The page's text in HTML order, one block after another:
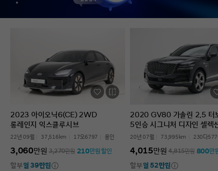
입장에서는 이 부분이 특히
있을 것 같습니다. 중고차 구매가
처음이거나 차량 상태 확인이 어려운
분들에게는 현대인증중고차를 충분히
고려해볼 만하다고 생각합니다.
2023 아이오닉6(CE) 2WD
롱레인지 익스클루시브
22년 09월 37,516km 17오6797 용인
3,060만원 3,270만원 210만원 할인
할부월 39만원
2020 GV80 가솔린 2.5 터
5인승 시그니처 디자인 셀
20년 07월 73,995km 230다
4,015만원 4,815만원 800만
할부월 52만원